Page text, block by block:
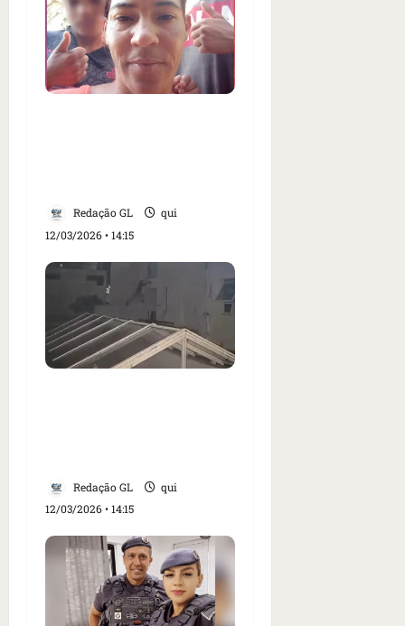
Redação GL
qui
12/03/2026 • 14:15
Redação GL
qui
12/03/2026 • 14:15